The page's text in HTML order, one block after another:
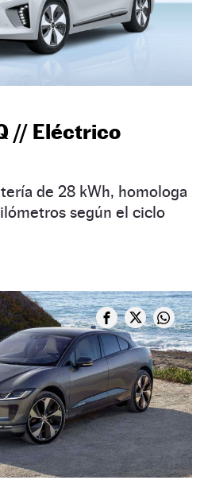
// Eléctrico
de 28 kWh, homologa
según el ciclo